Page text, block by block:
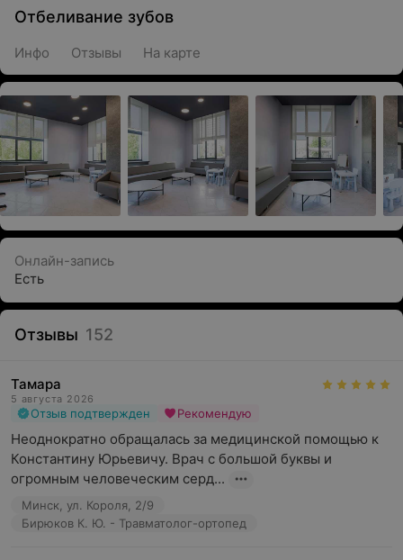
Отбеливание зубов
Инфо Отзывы На карте
Онлайн-запись
Есть
Отзывы 152
Тамара
5 августа 2026
Отзыв подтвержден Рекомендую
Неоднократно обращалась за медицинской помощью к
Константину Юрьевичу. Врач с большой буквы и
огромным человеческим серд...
Минск, ул. Короля, 2/9
Бирюков К. Ю. - Травматолог-ортопед